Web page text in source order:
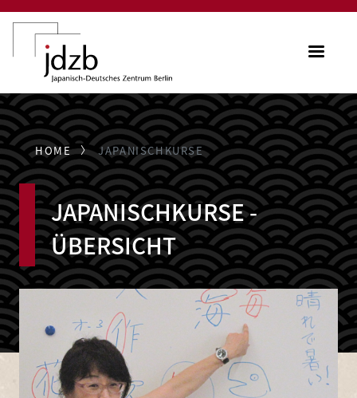
Direkt zum Inhalt
HOME JAPANISCHKURSE
JAPANISCHKURSE -
ÜBERSICHT